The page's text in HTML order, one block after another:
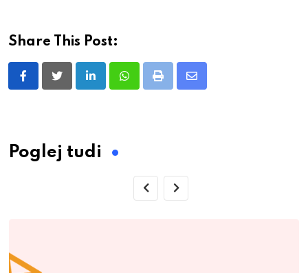
Share This Post:
LinkedInWhatsappPrint
Share
Poglej tudi